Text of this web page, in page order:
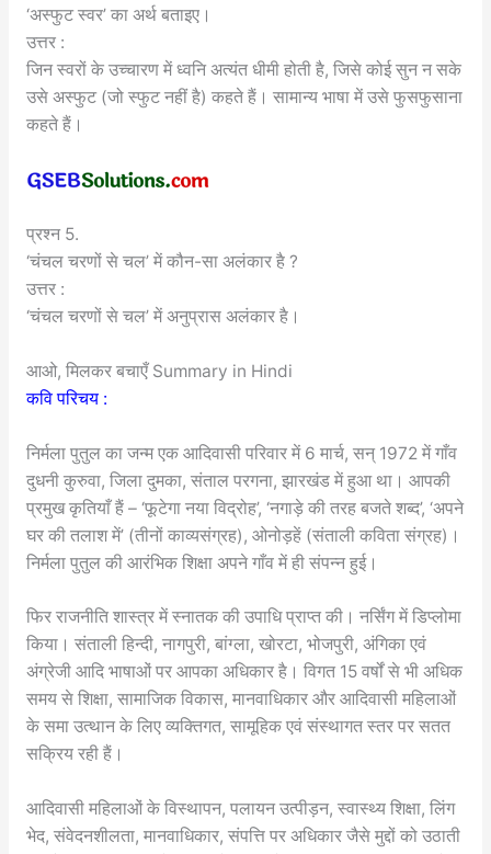
‘अस्फुट स्वर’ का अर्थ बताइए।
उत्तर :
जिन स्वरों के उच्चारण में ध्वनि अत्यंत धीमी होती है, जिसे कोई सुन न सके
उसे अस्फुट (जो स्फुट नहीं है) कहते हैं। सामान्य भाषा में उसे फुसफुसाना
कहते हैं।
प्रश्न 5.
‘चंचल चरणों से चल’ में कौन-सा अलंकार है ?
उत्तर :
‘चंचल चरणों से चल’ में अनुप्रास अलंकार है।
आओ, मिलकर बचाएँ Summary in Hindi
कवि परिचय :
निर्मला पुतुल का जन्म एक आदिवासी परिवार में 6 मार्च, सन् 1972 में गाँव
दुधनी कुरुवा, जिला दुमका, संताल परगना, झारखंड में हुआ था। आपकी
प्रमुख कृतियाँ हैं – ‘फूटेगा नया विद्रोह’, ‘नगाड़े की तरह बजते शब्द’, ‘अपने
घर की तलाश में’ (तीनों काव्यसंग्रह), ओनोड़हें (संताली कविता संग्रह)।
निर्मला पुतुल की आरंभिक शिक्षा अपने गाँव में ही संपन्न हुई।
फिर राजनीति शास्त्र में स्नातक की उपाधि प्राप्त की। नर्सिंग में डिप्लोमा
किया। संताली हिन्दी, नागपुरी, बांग्ला, खोरटा, भोजपुरी, अंगिका एवं
अंग्रेजी आदि भाषाओं पर आपका अधिकार है। विगत 15 वर्षों से भी अधिक
समय से शिक्षा, सामाजिक विकास, मानवाधिकार और आदिवासी महिलाओं
के समा उत्थान के लिए व्यक्तिगत, सामूहिक एवं संस्थागत स्तर पर सतत
सक्रिय रही हैं।
आदिवासी महिलाओं के विस्थापन, पलायन उत्पीड़न, स्वास्थ्य शिक्षा, लिंग
भेद, संवेदनशीलता, मानवाधिकार, संपत्ति पर अधिकार जैसे मुद्दों को उठाती